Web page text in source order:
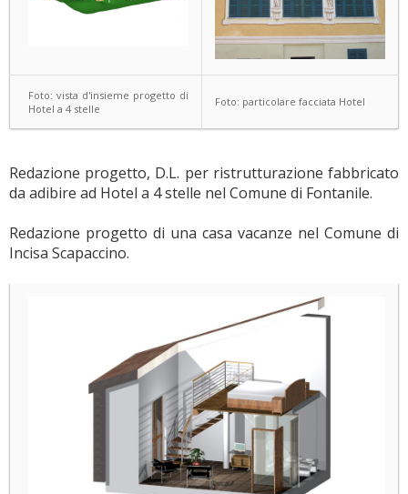
Foto: vista d'insieme progetto di
Hotel a 4 stelle
Foto: particolare facciata Hotel
Redazione progetto, D.L. per ristrutturazione fabbricato
da adibire ad Hotel a 4 stelle nel Comune di Fontanile.
Redazione progetto di una casa vacanze nel Comune di
Incisa Scapaccino.